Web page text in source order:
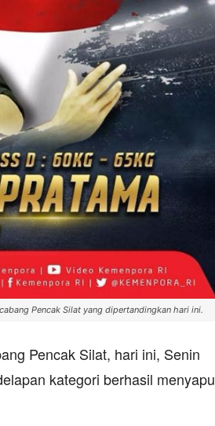
Pencak Silat yang dipertandingkan hari ini.
Pencak Silat, hari ini, Senin
kategori berhasil menyapu